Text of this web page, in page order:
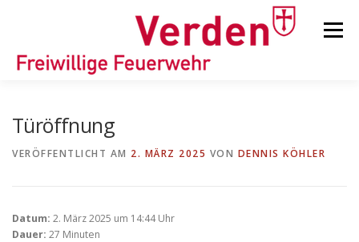
Menü
KINDER-/JUGENDFEUERWEHR
Türöffnung
VERÖFFENTLICHT AM 2. MÄRZ 2025 VON DENNIS KÖHLER
Datum: 2. März 2025 um 14:44 Uhr
Dauer: 27 Minuten